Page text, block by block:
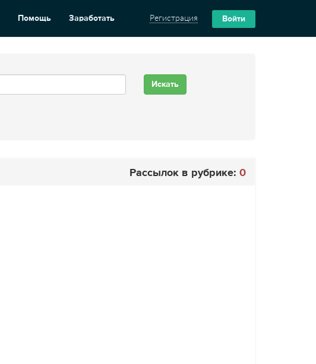
Помощь Заработать Регистрация Войти
Рассылок в рубрике: 0